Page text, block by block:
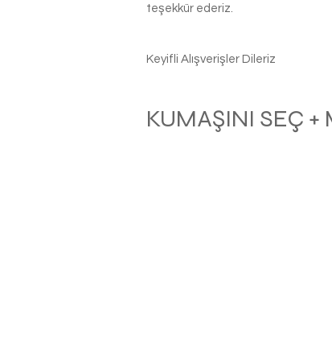
teşekkür ederiz.
Keyifli Alışverişler Dileriz
KUMAŞINI SEÇ